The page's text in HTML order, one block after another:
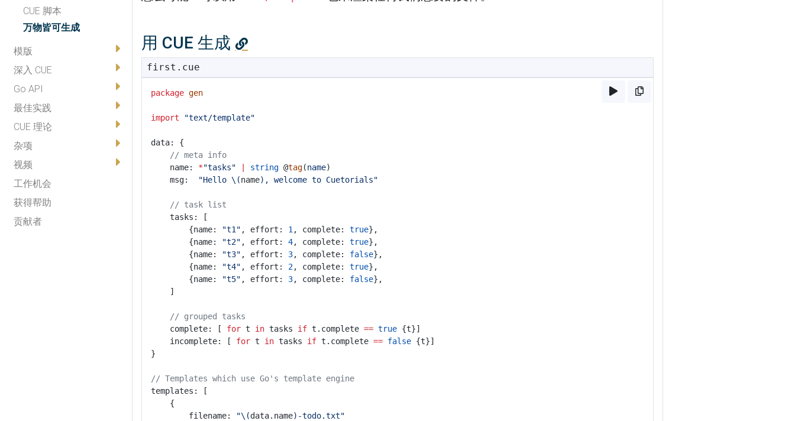
CUE 脚本
万物皆可生成
模版
深入 CUE
Go API
最佳实践
CUE 理论
杂项
视频
工作机会
获得帮助
贡献者
用 CUE 生成
first.cue
package gen
import "text/template"
data: {
// meta info
	name:
*"tasks" string @tag(name)
	msg:
"Hello \(name), welcome to Cuetorials"
// task list
	tasks: [
		{name:
"t1" , effort: 1 , complete: true},
		{name:
"t2" , effort: 4, complete: true},
		{name:
"t3" , effort: 3, complete: false},
		{name:
"t4" , effort: 2, complete: true},
		{name:
"t5" , effort: 3, complete: false},
	]
// grouped tasks
	complete: [
for t in tasks if t.complete == true {t}]
	incomplete: [
for t in tasks if t.complete == false {t}]
}
// Templates which use Go's template engine
templates: [
	{
		filename:
"\(data.name)-todo.txt"